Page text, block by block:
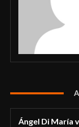
Ángel Di María